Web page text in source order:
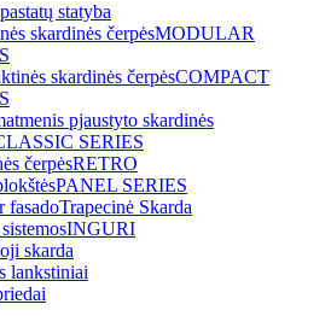
statyba
skardinės čerpėsMODULAR
skardinės čerpėsCOMPACT
pjaustyto skardinės
SERIES
čerpėsRETRO
PANEL SERIES
fasadoTrapecinė Skarda
INGURI
skarda
lankstiniai